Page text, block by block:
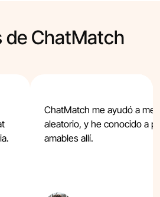
de ChatMatch
ChatMatch me ayudó a
aleatorio, y he conocido a
amables allí.